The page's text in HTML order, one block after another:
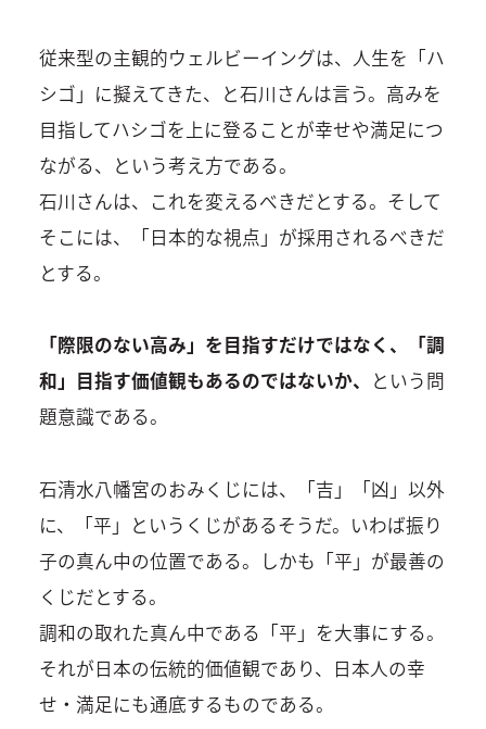
従来型の主観的ウェルビーイングは、人生を「ハ
シゴ」に擬えてきた、と石川さんは言う。高みを
目指してハシゴを上に登ることが幸せや満足につ
ながる、という考え方である。
石川さんは、これを変えるべきだとする。そして
そこには、「日本的な視点」が採用されるべきだ
とする。
「際限のない高み」を目指すだけではなく、「調
和」目指す価値観もあるのではないか、 という問
題意識である。
石清水八幡宮のおみくじには、「吉」「凶」以外
に、「平」というくじがあるそうだ。いわば振り
子の真ん中の位置である。しかも「平」が最善の
くじだとする。
調和の取れた真ん中である「平」を大事にする。
それが日本の伝統的価値観であり、日本人の幸
せ・満足にも通底するものである。